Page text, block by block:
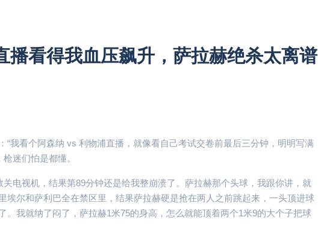
播看得我血压飙升，萨拉赫绝杀太离谱
“我看个阿森纳 vs 利物浦直播，就像看自己考试交卷前最后三分钟，明明写满
迷们怕是都懂。
电视机，结果第89分钟还是给我整崩溃了。萨拉赫那个头球，我跟你讲，就
埃尔和萨利巴全在禁区里，结果萨拉赫硬是抢在两人之前跳起来，一头顶进球
。我就纳了闷了，萨拉赫1米75的身高，怎么就能顶着两个1米9的大个子把球